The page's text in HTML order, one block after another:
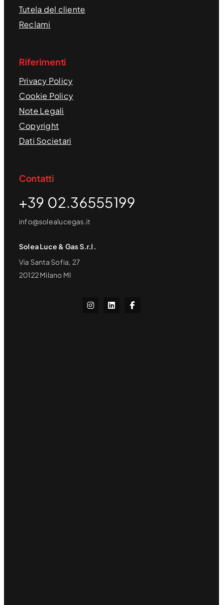
Tutela del cliente
Reclami
Riferimenti
Privacy Policy
Cookie Policy
Note Legali
Copyright
Dati Societari
Contatti
+39 02.36555199
info@solealucegas.it
Solea Luce & Gas S.r.l.
Via Santa Sofia, 27
20122 Milano MI